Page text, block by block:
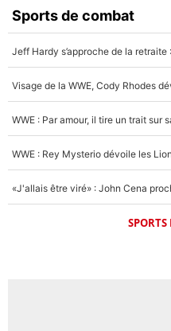
Sports de combat
WWE : Rey Mysterio dévoile les
«J'allais être viré» : John Cena